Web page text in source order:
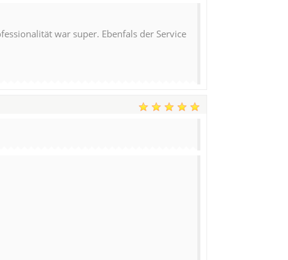
war super. Ebenfals der Service